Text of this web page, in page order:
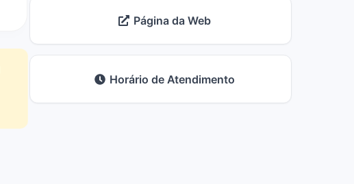
Página da Web
Horário de Atendimento